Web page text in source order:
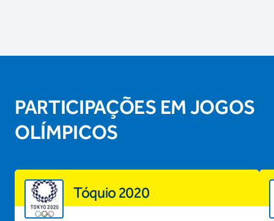
PARTICIPAÇÕES EM JOGOS
OLÍMPICOS
Tóquio 2020